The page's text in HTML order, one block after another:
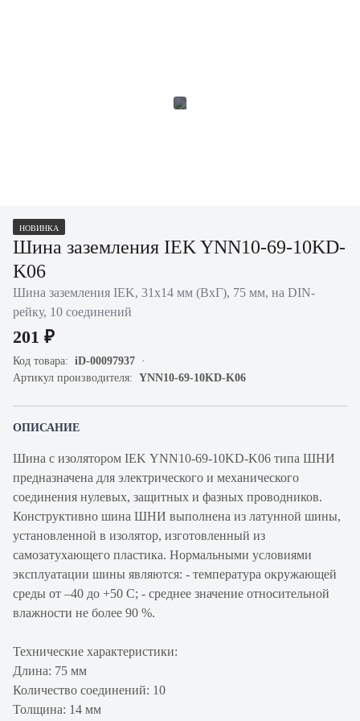
НОВИНКА
Шина заземления IEK YNN10-69-10KD-
K06
Шина заземления IEK, 31х14 мм (ВхГ), 75 мм, на DIN-
рейку, 10 соединений
201 ₽
Код товара: iD-00097937
Артикул производителя: YNN10-69-10KD-K06
ОПИСАНИЕ
Шина с изолятором IEK YNN10-69-10KD-K06 типа ШНИ
предназначена для электрического и механического
соединения нулевых, защитных и фазных проводников.
Конструктивно шина ШНИ выполнена из латунной шины,
установленной в изолятор, изготовленный из
самозатухающего пластика. Нормальными условиями
эксплуатации шины являются: - температура окружающей
среды от –40 до +50 С; - среднее значение относительной
влажности не более 90 %.
Технические характеристики:
Длина: 75 мм
Количество соединений: 10
Толщина: 14 мм